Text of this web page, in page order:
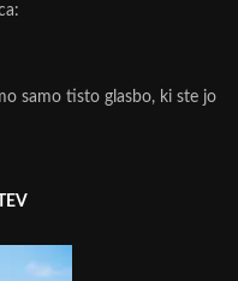
samo tisto glasbo, ki ste jo